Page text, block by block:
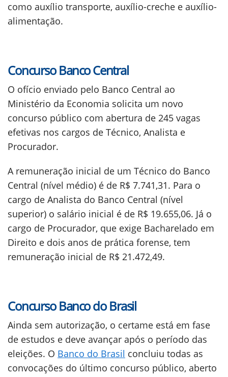
como auxílio transporte, auxílio-creche e auxílio-
alimentação.
Concurso Banco Central
O ofício enviado pelo Banco Central ao
Ministério da Economia solicita um novo
concurso público com abertura de 245 vagas
efetivas nos cargos de Técnico, Analista e
Procurador.
A remuneração inicial de um Técnico do Banco
Central (nível médio) é de R$ 7.741,31. Para o
cargo de Analista do Banco Central (nível
superior) o salário inicial é de R$ 19.655,06. Já o
cargo de Procurador, que exige Bacharelado em
Direito e dois anos de prática forense, tem
remuneração inicial de R$ 21.472,49.
Concurso Banco do Brasil
Ainda sem autorização, o certame está em fase
de estudos e deve avançar após o período das
eleições. O Banco do Brasil concluiu todas as
convocações do último concurso público, aberto